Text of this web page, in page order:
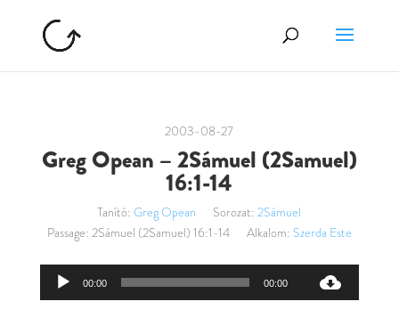
2003-08-27
Greg Opean – 2Sámuel (2Samuel)
16:1-14
Tanító: Greg Opean Sorozat: 2Sámuel
Passage: 2Sámuel (2Samuel) 16:1-14 Alkalom: Szerda Este
Audió
00:00 00:00